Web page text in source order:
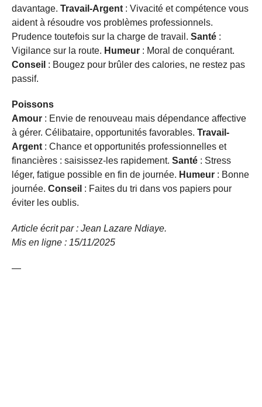
davantage. Travail-Argent : Vivacité et compétence vous
aident à résoudre vos problèmes professionnels.
Prudence toutefois sur la charge de travail. Santé :
Vigilance sur la route. Humeur : Moral de conquérant.
Conseil : Bougez pour brûler des calories, ne restez pas
passif.
Poissons
Amour : Envie de renouveau mais dépendance affective
à gérer. Célibataire, opportunités favorables. Travail-
Argent : Chance et opportunités professionnelles et
financières : saisissez-les rapidement. Santé : Stress
léger, fatigue possible en fin de journée. Humeur : Bonne
journée. Conseil : Faites du tri dans vos papiers pour
éviter les oublis.
Article écrit par : Jean Lazare Ndiaye.
Mis en ligne : 15/11/2025
—